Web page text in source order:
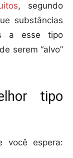
, segundo
substâncias
a esse tipo
serem “alvo”
tipo
você espera: